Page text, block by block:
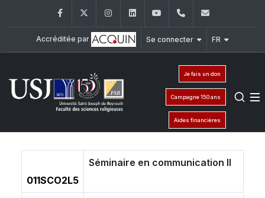
FacebookTwitter InstagramLinkedInYouTube+961 (1) 421 586
Accréditée par Se connecter FR
Je fais un don
Campagne 150 ans
Aides financières
011SCO2L5
Séminaire en communication II